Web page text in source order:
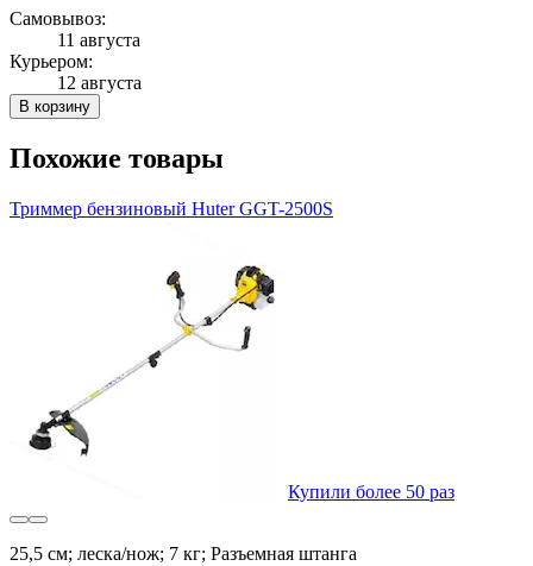
Самовывоз:
11 августа
Курьером:
12 августа
В корзину
Похожие товары
Триммер бензиновый Huter GGT-2500S
Купили более 50 раз
25,5 см; леска/нож; 7 кг; Разъемная штанга